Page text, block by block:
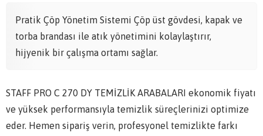
Pratik Çöp Yönetim Sistemi Çöp üst gövdesi, kapak ve
torba brandası ile atık yönetimini kolaylaştırır,
hijyenik bir çalışma ortamı sağlar.
STAFF PRO C 270 DY TEMİZLİK ARABALARI ekonomik fiyatı
ve yüksek performansıyla temizlik süreçlerinizi optimize
eder. Hemen sipariş verin, profesyonel temizlikte farkı